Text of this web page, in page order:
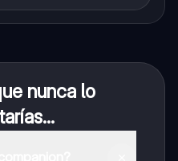
nunca lo